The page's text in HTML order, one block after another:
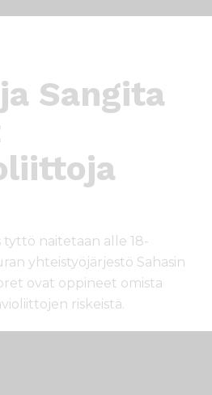
Sangita
tyttö naitetaan alle 18-
yhteistyöjärjestö Sahasin
ovat oppineet omista
riskeistä.